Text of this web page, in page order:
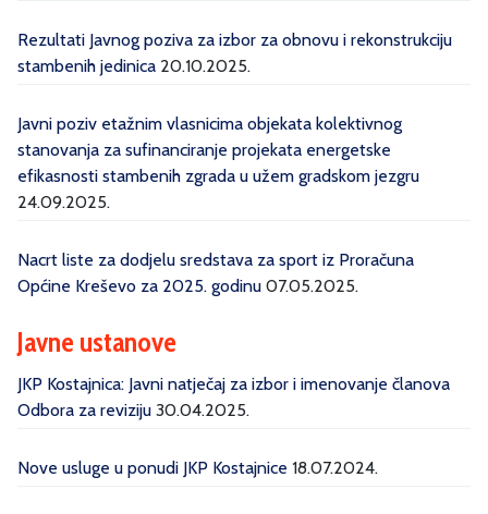
Rezultati Javnog poziva za izbor za obnovu i rekonstrukciju
stambenih jedinica 20.10.2025.
Javni poziv etažnim vlasnicima objekata kolektivnog
stanovanja za sufinanciranje projekata energetske
efikasnosti stambenih zgrada u užem gradskom jezgru
24.09.2025.
Nacrt liste za dodjelu sredstava za sport iz Proračuna
Općine Kreševo za 2025. godinu 07.05.2025.
Javne ustanove
JKP Kostajnica: Javni natječaj za izbor i imenovanje članova
Odbora za reviziju 30.04.2025.
Nove usluge u ponudi JKP Kostajnice 18.07.2024.